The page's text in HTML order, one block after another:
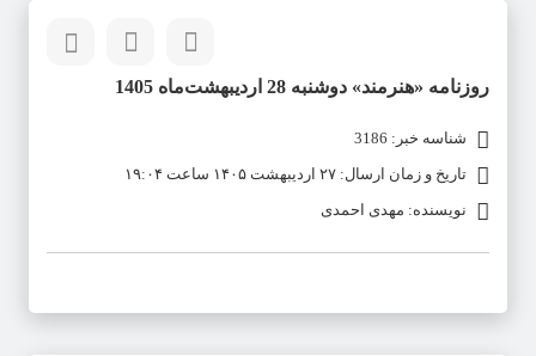
روزنامه «هنرمند» دوشنبه 28 اردیبهشت‌ماه 1405
شناسه خبر: 3186
تاریخ و زمان ارسال: ۲۷ اردیبهشت ۱۴۰۵ ساعت ۱۹:۰۴
نویسنده: مهدی احمدی